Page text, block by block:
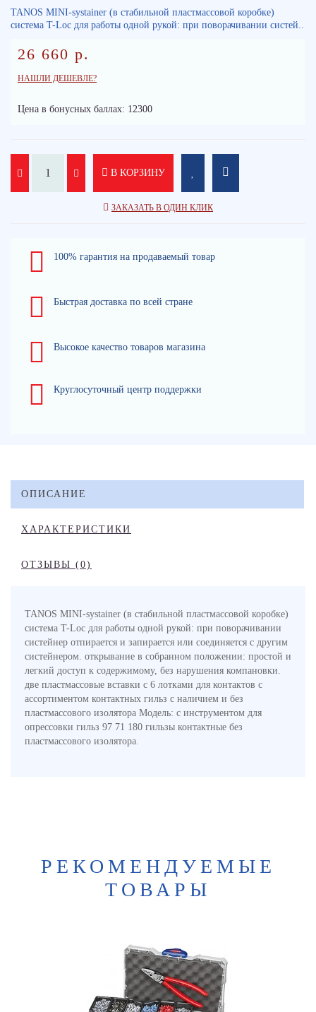
TANOS MINI-systainer (в стабильной пластмассовой коробке)
cистема T-Loc для работы одной рукой: при поворачивании систей..
26 660 р.
НАШЛИ ДЕШЕВЛЕ?
Цена в бонусных баллах: 12300
В КОРЗИНУ
ЗАКАЗАТЬ В ОДИН КЛИК
100% гарантия на продаваемый товар
Быстрая доставка по всей стране
Высокое качество товаров магазина
Круглосуточный центр поддержки
ОПИСАНИЕ
ХАРАКТЕРИСТИКИ
ОТЗЫВЫ (0)
TANOS MINI-systainer (в стабильной пластмассовой коробке)
cистема T-Loc для работы одной рукой: при поворачивании
систейнер отпирается и запирается или соединяется с другим
систейнером. oткрывание в собранном положении: простой и
легкий доступ к содержимому, без нарушения компановки.
две пластмассовые вставки с 6 лотками для контактов с
ассортиментом контактных гильз с наличием и без
пластмассового изолятора Модель: с инструментом для
опрессовки гильз 97 71 180 гильзы контактные без
пластмассового изолятора.
РЕКОМЕНДУЕМЫЕ
ТОВАРЫ